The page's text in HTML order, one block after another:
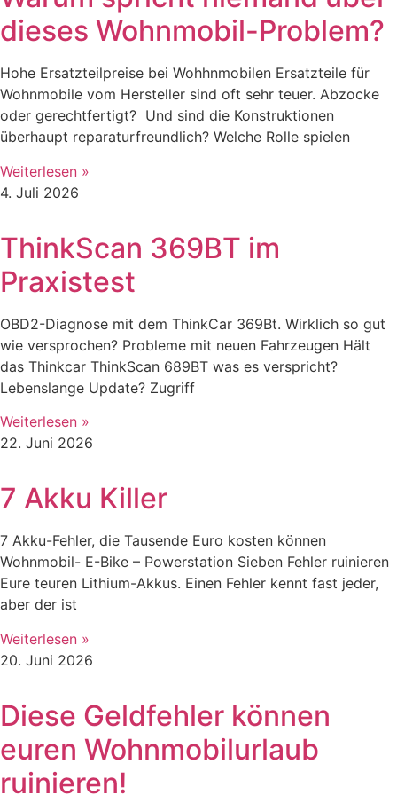
dieses Wohnmobil-Problem?
Hohe Ersatzteilpreise bei Wohhnmobilen Ersatzteile für
Wohnmobile vom Hersteller sind oft sehr teuer. Abzocke
oder gerechtfertigt? Und sind die Konstruktionen
überhaupt reparaturfreundlich? Welche Rolle spielen
Weiterlesen »
4. Juli 2026
ThinkScan 369BT im
Praxistest
OBD2-Diagnose mit dem ThinkCar 369Bt. Wirklich so gut
wie versprochen? Probleme mit neuen Fahrzeugen Hält
das Thinkcar ThinkScan 689BT was es verspricht?
Lebenslange Update? Zugriff
Weiterlesen »
22. Juni 2026
7 Akku Killer
7 Akku-Fehler, die Tausende Euro kosten können
Wohnmobil- E-Bike – Powerstation Sieben Fehler ruinieren
Eure teuren Lithium-Akkus. Einen Fehler kennt fast jeder,
aber der ist
Weiterlesen »
20. Juni 2026
Diese Geldfehler können
euren Wohnmobilurlaub
ruinieren!